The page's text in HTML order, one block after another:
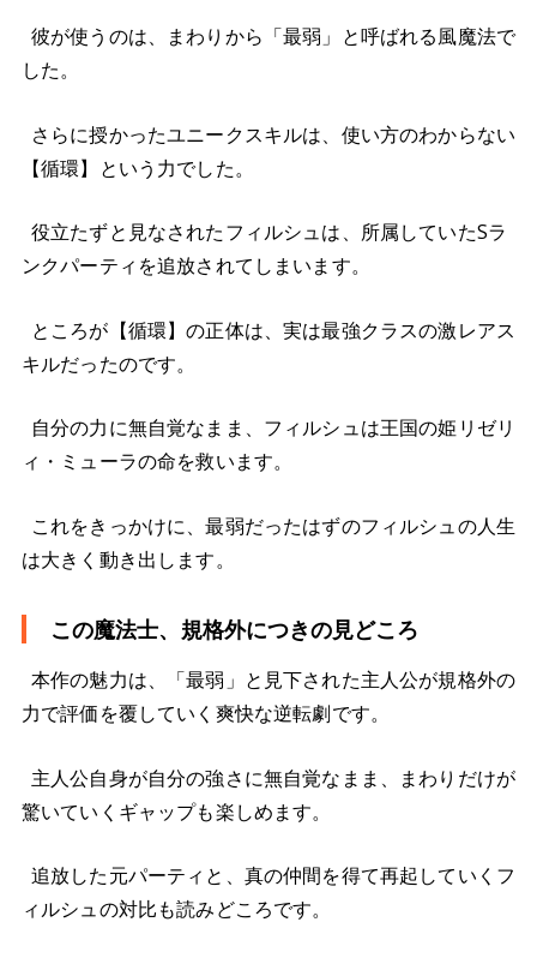
彼が使うのは、まわりから「最弱」と呼ばれる風魔法で
した。
さらに授かったユニークスキルは、使い方のわからない
【循環】という力でした。
役立たずと見なされたフィルシュは、所属していたSラ
ンクパーティを追放されてしまいます。
ところが【循環】の正体は、実は最強クラスの激レアス
キルだったのです。
自分の力に無自覚なまま、フィルシュは王国の姫リゼリ
ィ・ミューラの命を救います。
これをきっかけに、最弱だったはずのフィルシュの人生
は大きく動き出します。
この魔法士、規格外につきの見どころ
本作の魅力は、「最弱」と見下された主人公が規格外の
力で評価を覆していく爽快な逆転劇です。
主人公自身が自分の強さに無自覚なまま、まわりだけが
驚いていくギャップも楽しめます。
追放した元パーティと、真の仲間を得て再起していくフ
ィルシュの対比も読みどころです。